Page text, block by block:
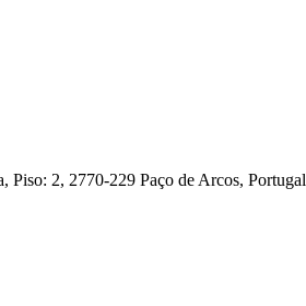
2, 2770-229 Paço de Arcos, Portugal